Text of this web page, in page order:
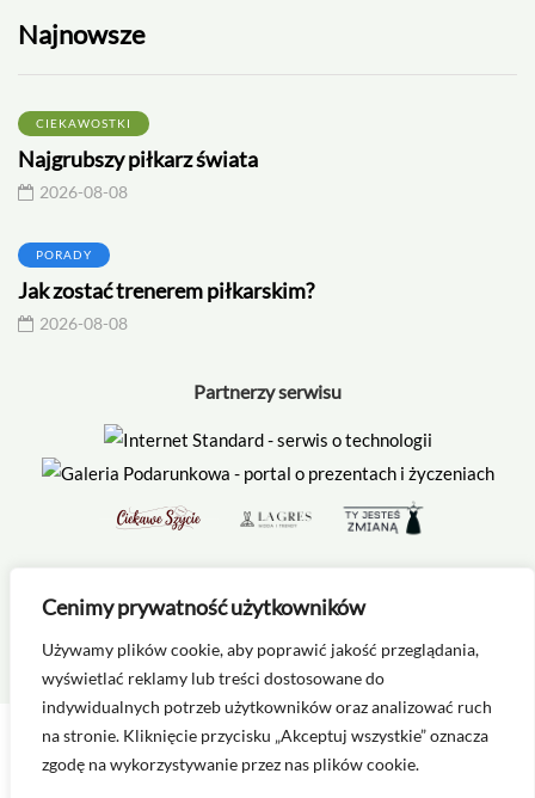
Cenimy prywatność użytkowników
Używamy plików cookie, aby poprawić jakość przeglądania,
wyświetlać reklamy lub treści dostosowane do
indywidualnych potrzeb użytkowników oraz analizować ruch
na stronie. Kliknięcie przycisku „Akceptuj wszystkie” oznacza
zgodę na wykorzystywanie przez nas plików cookie.
Najnowsze
CIEKAWOSTKI
Najgrubszy piłkarz świata
2026-08-08
PORADY
Jak zostać trenerem piłkarskim?
2026-08-08
Partnerzy serwisu
Masz pytanie? Skontaktuj się nakontakt@zozpn.pl